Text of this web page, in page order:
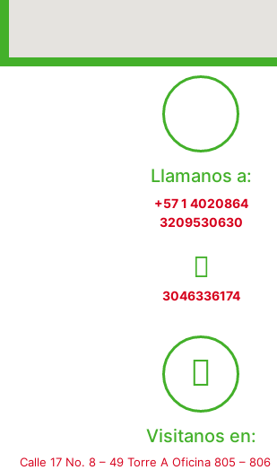
Llamanos a:
+57 1 4020864
3209530630
3046336174
Visitanos en:
Calle 17 No. 8 – 49 Torre A Oficina 805 –